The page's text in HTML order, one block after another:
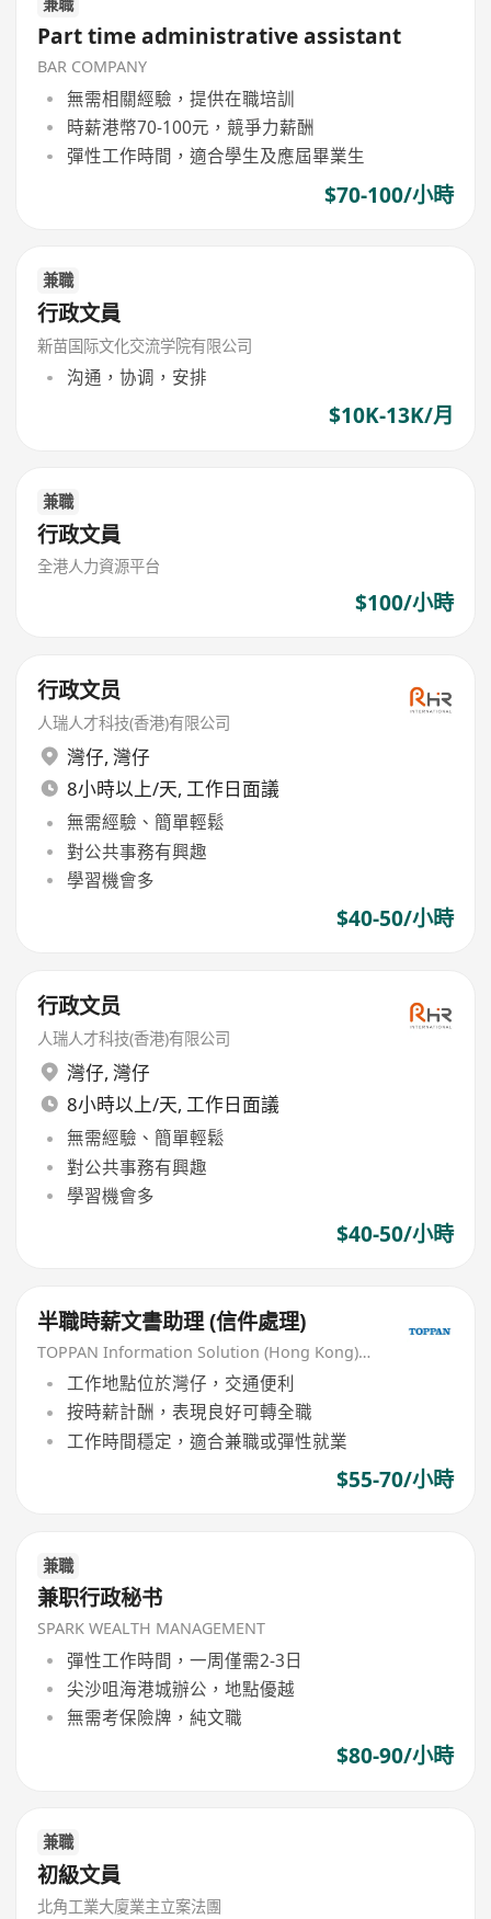
Part time administrative assistant
BAR COMPANY
無需相關經驗，提供在職培訓
時薪港幣70-100元，競爭力薪酬
彈性工作時間，適合學生及應屆畢業生
$70-100/小時
兼職
行政文員
新苗国际文化交流学院有限公司
沟通，协调，安排
$10K-13K/月
兼職
行政文員
全港人力資源平台
$100/小時
行政文员
人瑞人才科技(香港)有限公司
灣仔, 灣仔
8小時以上/天, 工作日面議
無需經驗、簡單輕鬆
對公共事務有興趣
學習機會多
$40-50/小時
行政文员
人瑞人才科技(香港)有限公司
灣仔, 灣仔
8小時以上/天, 工作日面議
無需經驗、簡單輕鬆
對公共事務有興趣
學習機會多
$40-50/小時
半職時薪文書助理 (信件處理)
TOPPAN Information Solution (Hong Kong) Limited
工作地點位於灣仔，交通便利
按時薪計酬，表現良好可轉全職
工作時間穩定，適合兼職或彈性就業
$55-70/小時
兼職
兼职行政秘书
SPARK WEALTH MANAGEMENT
彈性工作時間，一周僅需2-3日
尖沙咀海港城辦公，地點優越
無需考保險牌，純文職
$80-90/小時
兼職
初級文員
北角工業大廈業主立案法團